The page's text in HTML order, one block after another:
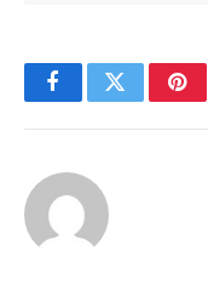
FacebookTwitter